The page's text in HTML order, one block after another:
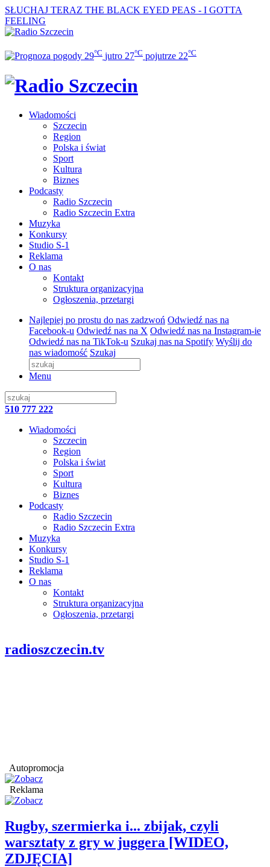
SŁUCHAJ TERAZ THE BLACK EYED PEAS - I GOTTA
FEELING
29°C jutro 27°C pojutrze 22°C
Wiadomości
Szczecin
Region
Polska i świat
Sport
Kultura
Biznes
Podcasty
Radio Szczecin
Radio Szczecin Extra
Muzyka
Konkursy
Studio S-1
Reklama
O nas
Kontakt
Struktura organizacyjna
Ogłoszenia, przetargi
Najlepiej po prostu do nas zadzwoń Odwiedź nas na
Facebook-u Odwiedź nas na X Odwiedź nas na Instagram-ie
Odwiedź nas na TikTok-u Szukaj nas na Spotify Wyślij do
nas wiadomość Szukaj
Menu
510 777 222
Wiadomości
Szczecin
Region
Polska i świat
Sport
Kultura
Biznes
Podcasty
Radio Szczecin
Radio Szczecin Extra
Muzyka
Konkursy
Studio S-1
Reklama
O nas
Kontakt
Struktura organizacyjna
Ogłoszenia, przetargi
radioszczecin.tv
Autopromocja
Reklama
Rugby, szermierka i... zbijak, czyli
warsztaty z gry w juggera [WIDEO,
ZDJĘCIA]